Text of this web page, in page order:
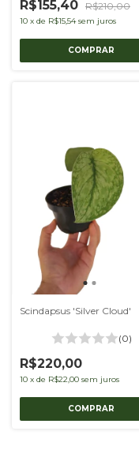
R$155,40 R$210,00
10 x de R$15,54 sem juros
Scindapsus 'Silver Cloud'
(0)
R$220,00
10 x de R$22,00 sem juros